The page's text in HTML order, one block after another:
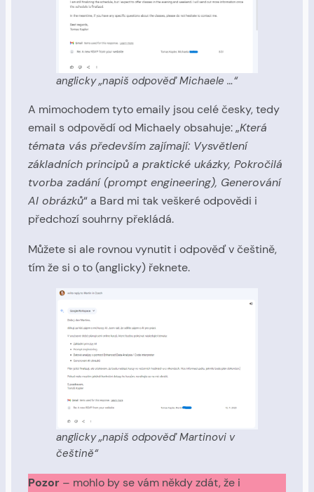
anglicky „napiš odpověď Michaele …“
A mimochodem tyto emaily jsou celé česky, tedy
email s odpovědí od Michaely obsahuje: „Která
témata vás především zajímají: Vysvětlení
základních principů a praktické ukázky, Pokročilá
tvorba zadání (prompt engineering), Generování
AI obrázků“ a Bard mi tak veškeré odpovědi i
předchozí souhrny překládá.
Můžete si ale rovnou vynutit i odpověď v češtině,
tím že si o to (anglicky) řeknete.
anglicky „napiš odpověď Martinovi v
češtině“
Pozor – mohlo by se vám někdy zdát, že i